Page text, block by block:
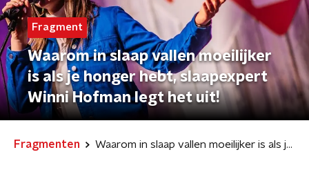
Fragment
Waarom in slaap vallen moeilijker
is als je honger hebt, slaapexpert
Winni Hofman legt het uit!
Fragmenten Waarom in slaap vallen moeilijker is als je honger hebt, slaapexpert Winni Hofman legt het uit!